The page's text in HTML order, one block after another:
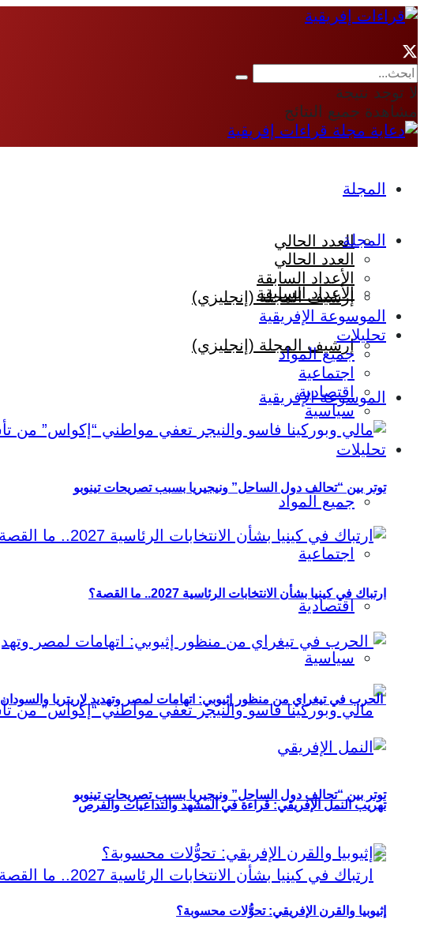
لا توجد نتيجة
مشاهدة جميع النتائج
المجلة
العدد الحالي
الأعداد السابقة
إرشيف المجلة (إنجليزي)
الموسوعة الإفريقية
تحليلات
جميع المواد
اجتماعية
اقتصادية
سياسية
توتر بين “تحالف دول الساحل” ونيجيريا بسبب تصريحات تينوبو
المجلة
العدد الحالي
الأعداد السابقة
إرشيف المجلة (إنجليزي)
الموسوعة الإفريقية
تحليلات
جميع المواد
اجتماعية
اقتصادية
سياسية
توتر بين “تحالف دول الساحل” ونيجيريا بسبب تصريحات تينوبو
ارتباك في كينيا بشأن الانتخابات الرئاسية 2027.. ما القصة؟
الحرب في تيغراي من منظور إثيوبي: اتهامات لمصر وتهديد لإريتريا والسودان
تهريب النمل الإفريقي: قراءة في المشهد والتداعيات والفرص
إثيوبيا والقرن الإفريقي: تحوُّلات محسوبة؟